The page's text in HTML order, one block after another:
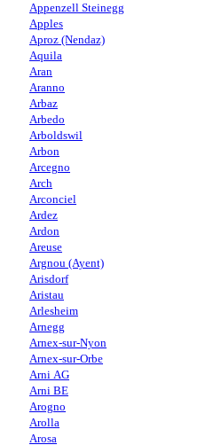
Appenzell Steinegg
Apples
Aproz (Nendaz)
Aquila
Aran
Aranno
Arbaz
Arbedo
Arboldswil
Arbon
Arcegno
Arch
Arconciel
Ardez
Ardon
Areuse
Argnou (Ayent)
Arisdorf
Aristau
Arlesheim
Arnegg
Arnex-sur-Nyon
Arnex-sur-Orbe
Arni AG
Arni BE
Arogno
Arolla
Arosa